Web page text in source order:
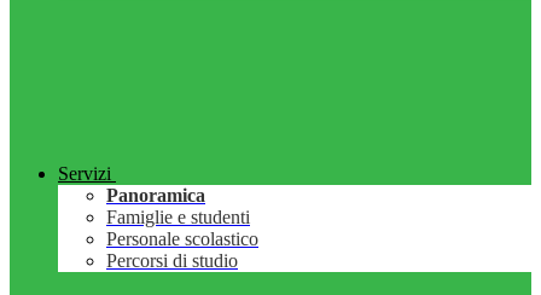
Servizi
Panoramica
Famiglie e studenti
Personale scolastico
Percorsi di studio